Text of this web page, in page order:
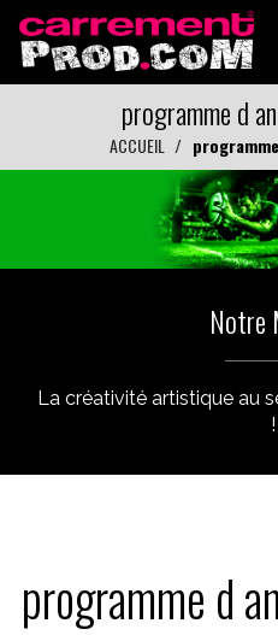
programme d
ACCUEIL
Notre
La créativité artistique au
!
programme d